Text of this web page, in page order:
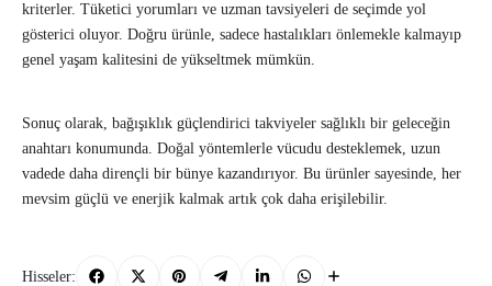
kriterler. Tüketici yorumları ve uzman tavsiyeleri de seçimde yol
gösterici oluyor. Doğru ürünle, sadece hastalıkları önlemekle kalmayıp
genel yaşam kalitesini de yükseltmek mümkün.
Sonuç olarak, bağışıklık güçlendirici takviyeler sağlıklı bir geleceğin
anahtarı konumunda. Doğal yöntemlerle vücudu desteklemek, uzun
vadede daha dirençli bir bünye kazandırıyor. Bu ürünler sayesinde, her
mevsim güçlü ve enerjik kalmak artık çok daha erişilebilir.
Hisseler: